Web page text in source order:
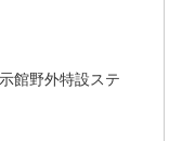
館野外特設ステ